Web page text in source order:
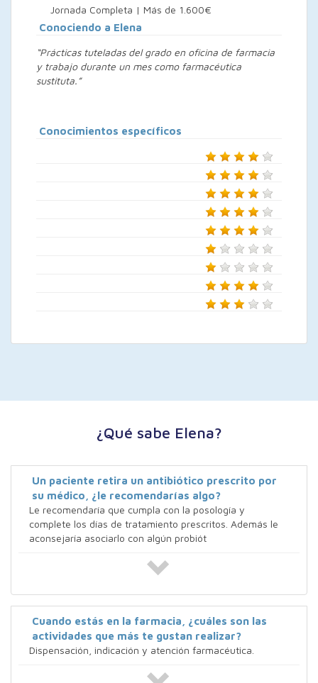
Jornada Completa | Más de 1.600€
Conociendo a Elena
“Prácticas tuteladas del grado en oficina de farmacia
y trabajo durante un mes como farmacéutica
sustituta.”
Conocimientos específicos
¿Qué sabe Elena?
Un paciente retira un antibiótico prescrito por
su médico, ¿le recomendarías algo?
Le recomendaría que cumpla con la posología y
complete los días de tratamiento prescritos. Además le
aconsejaría asociarlo con algún probiót
Cuando estás en la farmacia, ¿cuáles son las
actividades que más te gustan realizar?
Dispensación, indicación y atención farmacéutica.